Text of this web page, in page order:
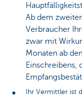
Ab dem
Verbraucher
zwar mit
Monaten ab
Einschreibens,
Ihr Vermittler ist